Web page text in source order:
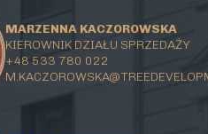
MARZENNA KACZOROWSKA
KIEROWNIK DZIAŁU SPRZEDAŻY
+48 533 780 022